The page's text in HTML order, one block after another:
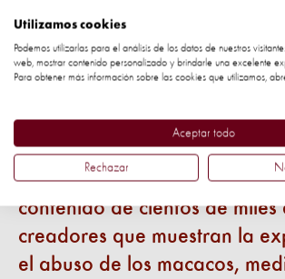
“Las empresas de redes
proporcionando una
tales abusos y, por lo tanto,
desempeñar en la protección
macacos y otros animales.
empresas tienen el poder de
contenido de cientos de miles
creadores que muestran la
el abuso de los macacos,
Utilizamos cookies
Podemos utilizarlas para el análisis de los datos de nuestros
web, mostrar contenido personalizado y brindarle una excelente
Para obtener más información sobre las cookies que utilizamos,
Aceptar todo
Rechazar